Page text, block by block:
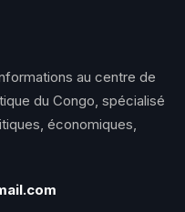
au centre de
du Congo, spécialisé
économiques,